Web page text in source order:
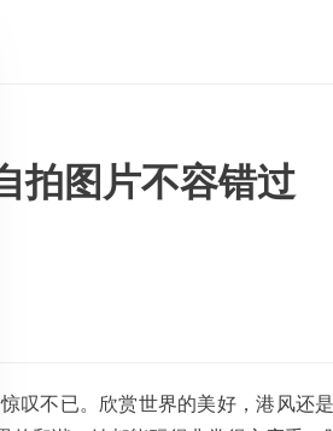
拍图片不容错过
叹不已。欣赏世界的美好，港风还